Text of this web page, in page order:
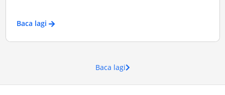
Baca lagi
Baca lagi